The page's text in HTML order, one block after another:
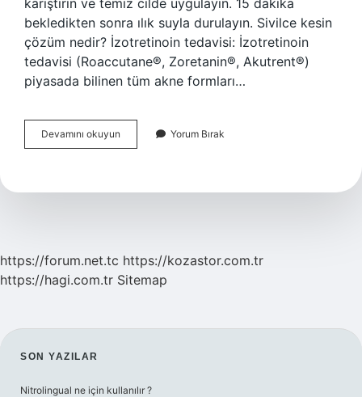
karıştırın ve temiz cilde uygulayın. 15 dakika
bekledikten sonra ılık suyla durulayın. Sivilce kesin
çözüm nedir? İzotretinoin tedavisi: İzotretinoin
tedavisi (Roaccutane®, Zoretanin®, Akutrent®)
piyasada bilinen tüm akne formları…
Devamını okuyun
Geçirmek
Kullanılır
Yorum Bırak
https://forum.net.tc https://kozastor.com.tr
https://hagi.com.tr Sitemap
SIDEBAR
SON YAZILAR
Nitrolingual ne için kullanılır ?